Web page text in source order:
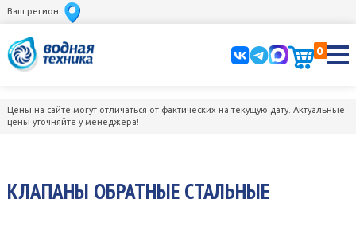
Ваш регион:
0
Цены на сайте могут отличаться от фактических на текущую дату. Актуальные
цены уточняйте у менеджера!
КЛАПАНЫ ОБРАТНЫЕ СТАЛЬНЫЕ